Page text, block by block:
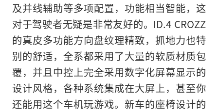
及并线辅助等多项配置，功能相当智能，这
对于驾驶者无疑是非常友好的。ID.4 CROZZ
的真皮多功能方向盘纹理精致，抓地力也特
别的舒适，全系都采用了大量的软质材质包
覆，并且中控上完全采用数字化屏幕显示的
设计风格，各种系统集成在大屏上，甚至你
还能用这个车机玩游戏。新车的座椅设计的